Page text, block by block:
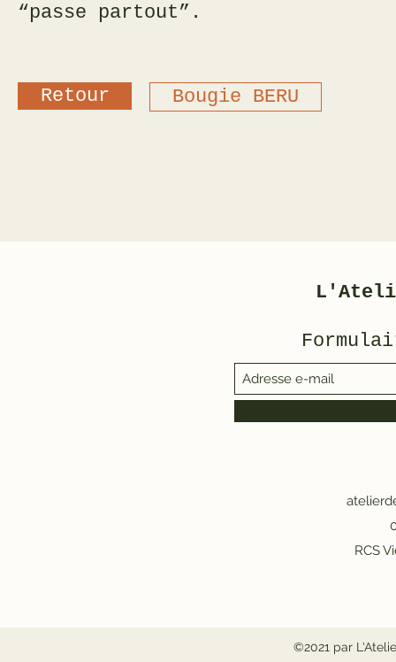
“passe partout”.
Retour Bougie BERU
RCS
©2021 par